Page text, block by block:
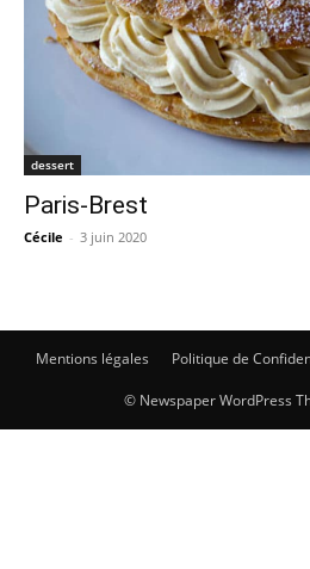
dessert
Paris-Brest
Cécile - 3 juin 2020
Mentions légales Politique de
© Newspaper WordPress